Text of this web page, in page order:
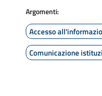
Argomenti:
Accesso
Comunicazione